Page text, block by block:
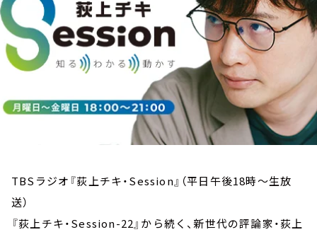
TBSラジオ『荻上チキ・Session』（平日午後18時～生放
送）
『荻上チキ・Session-22』から続く、新世代の評論家・荻上